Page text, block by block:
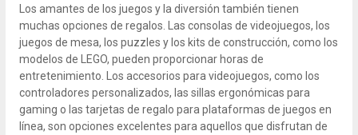
Los amantes de los juegos y la diversión también tienen
muchas opciones de regalos. Las consolas de videojuegos, los
juegos de mesa, los puzzles y los kits de construcción, como los
modelos de LEGO, pueden proporcionar horas de
entretenimiento. Los accesorios para videojuegos, como los
controladores personalizados, las sillas ergonómicas para
gaming o las tarjetas de regalo para plataformas de juegos en
línea, son opciones excelentes para aquellos que disfrutan de